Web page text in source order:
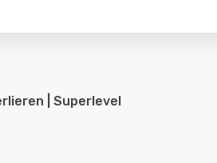
| Superlevel